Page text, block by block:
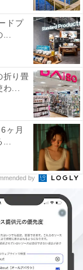
で決まる（30
付けるコメン
その店の味が
で作るのが面
いから」
いに誘われ、
のでつい購入
づらいが家族の
県）」などの
グ結果を見る
ドプ
折り畳
...
ヶ月
by